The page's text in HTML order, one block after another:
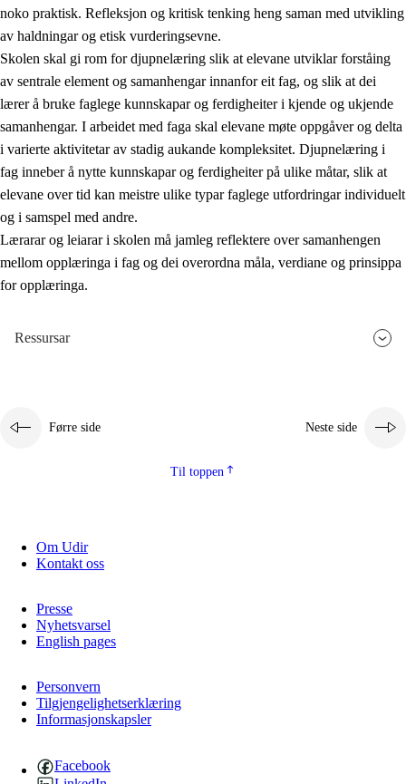
noko praktisk. Refleksjon og kritisk tenking heng saman med utvikling
av haldningar og etisk vurderingsevne.
Skolen skal gi rom for djupnelæring slik at elevane utviklar forståing
av sentrale element og samanhengar innanfor eit fag, og slik at dei
lærer å bruke faglege kunnskapar og ferdigheiter i kjende og ukjende
samanhengar. I arbeidet med faga skal elevane møte oppgåver og delta
i varierte aktivitetar av stadig aukande kompleksitet. Djupnelæring i
fag inneber å nytte kunnskapar og ferdigheiter på ulike måtar, slik at
elevane over tid kan meistre ulike typar faglege utfordringar individuelt
og i samspel med andre.
Lærarar og leiarar i skolen må jamleg reflektere over samanhengen
mellom opplæringa i fag og dei overordna måla, verdiane og prinsippa
for opplæringa.
Ressursar
Førre side Neste side
Til toppen
Om Udir
Kontakt oss
Presse
Nyhetsvarsel
English pages
Personvern
Tilgjengelighetserklæring
Informasjonskapsler
Facebook